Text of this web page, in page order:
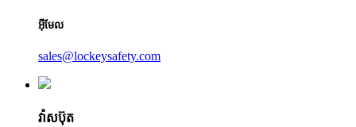
អ៊ីមែល
sales@lockeysafety.com
វ៉ាសប៊ុត